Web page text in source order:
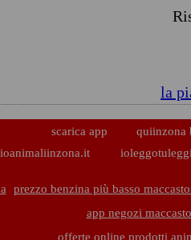
la
scarica app quiinzona
prezzo benzina più basso
app negozi
offerte online prodotti